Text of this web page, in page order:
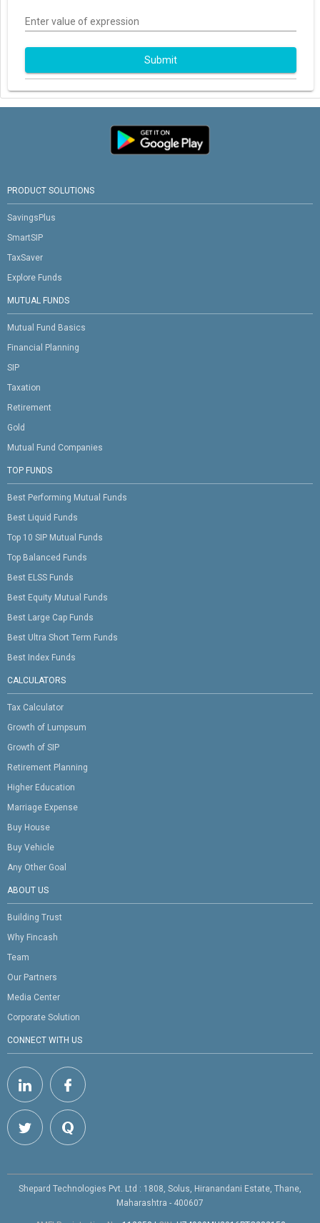
Enter value of expression
Submit
PRODUCT SOLUTIONS
SavingsPlus
SmartSIP
TaxSaver
Explore Funds
MUTUAL FUNDS
Mutual Fund Basics
Financial Planning
SIP
Taxation
Retirement
Gold
Mutual Fund Companies
TOP FUNDS
Best Performing Mutual Funds
Best Liquid Funds
Top 10 SIP Mutual Funds
Top Balanced Funds
Best ELSS Funds
Best Equity Mutual Funds
Best Large Cap Funds
Best Ultra Short Term Funds
Best Index Funds
CALCULATORS
Tax Calculator
Growth of Lumpsum
Growth of SIP
Retirement Planning
Higher Education
Marriage Expense
Buy House
Buy Vehicle
Any Other Goal
ABOUT US
Building Trust
Why Fincash
Team
Our Partners
Media Center
Corporate Solution
CONNECT WITH US
Shepard Technologies Pvt. Ltd : 1808, Solus, Hiranandani Estate, Thane,
Maharashtra - 400607